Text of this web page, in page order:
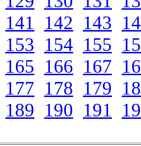
141 142 143
153 154 155
165 166 167
177 178 179
189 190 191